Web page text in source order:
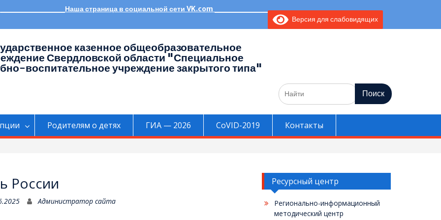
___________Наша страница в социальной сети VK.com _________
Версия для слабовидящих
казенное общеобразовательное
Свердловской области "Специальное
воспитательное учреждение закрытого типа"
Поиск
по:
Родителям о детях ГИА — 2026 CoVID-2019 Контакты
России
Администратор сайта
Ресурсный центр
Регионально-информационный
методический центр